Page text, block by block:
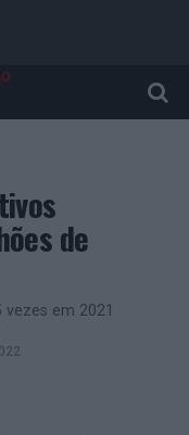
de
em 2021